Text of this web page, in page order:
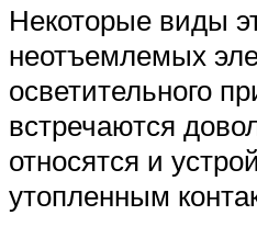
Некоторые виды
неотъемлемых
осветительного
встречаются
относятся и
утопленным